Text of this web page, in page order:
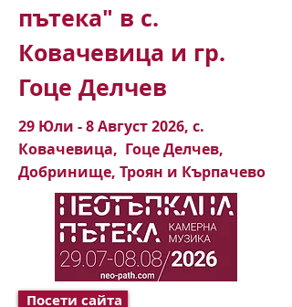
пътека" в с.
Ковачевица и гр.
Гоце Делчев
29 Юли - 8 Август 2026, с.
Ковачевица, Гоце Делчев,
Добринище, Троян и Кърпачево
Посети сайта